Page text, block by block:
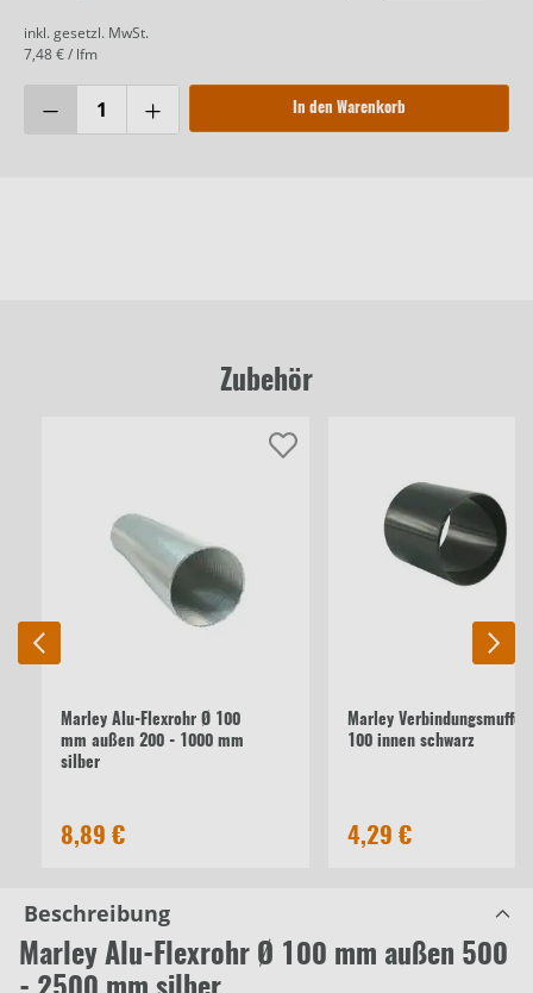
inkl. gesetzl. MwSt.
7,48 € / lfm
In den Warenkorb
Zubehör
Marley Alu-Flexrohr Ø 100
mm außen 200 - 1000 mm
silber
8,89 €
Marley Verbindungsmuffe
100 innen schwarz
4,29 €
Beschreibung
Marley Alu-Flexrohr Ø 100 mm außen 500